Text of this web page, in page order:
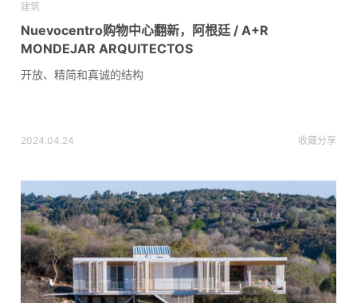
建筑
Nuevocentro购物中心翻新，阿根廷 / A+R
MONDEJAR ARQUITECTOS
开放、精简和真诚的结构
2024.04.24 收藏分享